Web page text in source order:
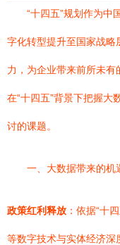
“十四五”规划作为中
字化转型提升至国家战略
力，为企业带来前所未
在“十四五”背景下把握大
讨的课题。
一、大数据带来的机
政策红利释放 ：依据“十
等数字技术与实体经济